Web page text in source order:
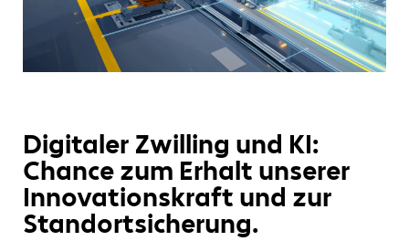
Digitaler Zwilling und KI:
Chance zum Erhalt unserer
Innovationskraft und zur
Standortsicherung.